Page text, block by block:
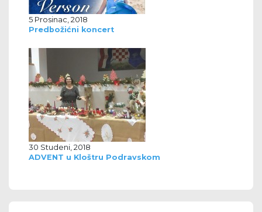
5 Prosinac, 2018
Predbožićni koncert
30 Studeni, 2018
ADVENT u Kloštru Podravskom